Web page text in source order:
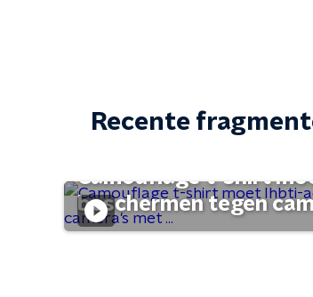
Recente
Camouflage t-shirt
beschermen tegen